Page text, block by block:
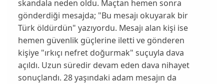
skandala neden oldu. Maçtan hemen sonra
gönderdiği mesajda; "Bu mesajı okuyarak bir
Türk öldürdün" yazıyordu. Mesajı alan kişi ise
hemen güvenlik güçlerine iletti ve gönderen
kişiye "ırkıçı nefret doğurmak" suçuyla dava
açıldı. Uzun süredir devam eden dava nihayet
sonuçlandı. 28 yaşındaki adam mesajın da